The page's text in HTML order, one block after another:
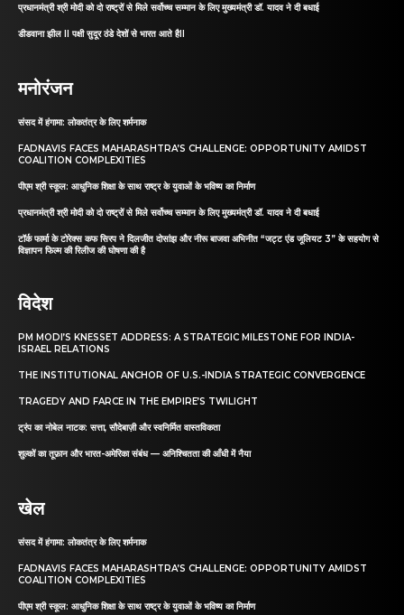
प्रधानमंत्री श्री मोदी को दो राष्ट्रों से मिले सर्वोच्च सम्मान के लिए मुख्यमंत्री डॉ. यादव ने दी बधाई
डीडवाना झील II पक्षी सुदूर ठंडे देशों से भारत आते हैII
मनोरंजन
संसद में हंगामा: लोकतंत्र के लिए शर्मनाक
FADNAVIS FACES MAHARASHTRA’S CHALLENGE: OPPORTUNITY AMIDST
COALITION COMPLEXITIES
पीएम श्री स्कूल: आधुनिक शिक्षा के साथ राष्ट्र के युवाओं के भविष्य का निर्माण
प्रधानमंत्री श्री मोदी को दो राष्ट्रों से मिले सर्वोच्च सम्मान के लिए मुख्यमंत्री डॉ. यादव ने दी बधाई
टॉर्क फार्मा के टोरेक्स कफ सिरप ने दिलजीत दोसांझ और नीरू बाजवा अभिनीत “जट्ट एंड जूलियट 3” के सहयोग से
विज्ञापन फिल्म की रिलीज की घोषणा की है
विदेश
PM MODI’S KNESSET ADDRESS: A STRATEGIC MILESTONE FOR INDIA-
ISRAEL RELATIONS
THE INSTITUTIONAL ANCHOR OF U.S.-INDIA STRATEGIC CONVERGENCE
TRAGEDY AND FARCE IN THE EMPIRE’S TWILIGHT
ट्रंप का नोबेल नाटक: सत्ता, सौदेबाज़ी और स्वनिर्मित वास्तविकता
शुल्कों का तूफ़ान और भारत-अमेरिका संबंध — अनिश्चितता की आँधी में नैया
खेल
संसद में हंगामा: लोकतंत्र के लिए शर्मनाक
FADNAVIS FACES MAHARASHTRA’S CHALLENGE: OPPORTUNITY AMIDST
COALITION COMPLEXITIES
पीएम श्री स्कूल: आधुनिक शिक्षा के साथ राष्ट्र के युवाओं के भविष्य का निर्माण